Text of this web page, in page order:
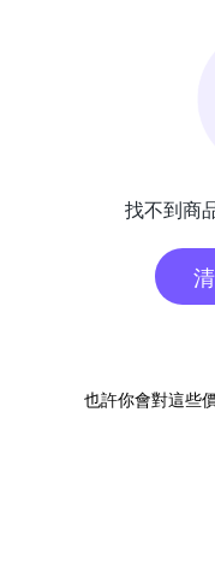
找不到商
也許你會對這些